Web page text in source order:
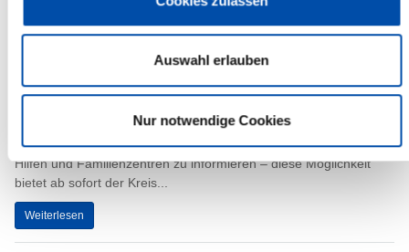
Auswahl erlauben
Nur notwendige Cookies
Wir unterstützen Sie: Hilfs- und
Unterstützungsangebote für Familien
im Kreis Steinburg
10.02.2021: „Sich online über sämtliche Angebote der Frühen
Hilfen und Familienzentren zu informieren – diese Möglichkeit
bietet ab sofort der Kreis...
Weiterlesen